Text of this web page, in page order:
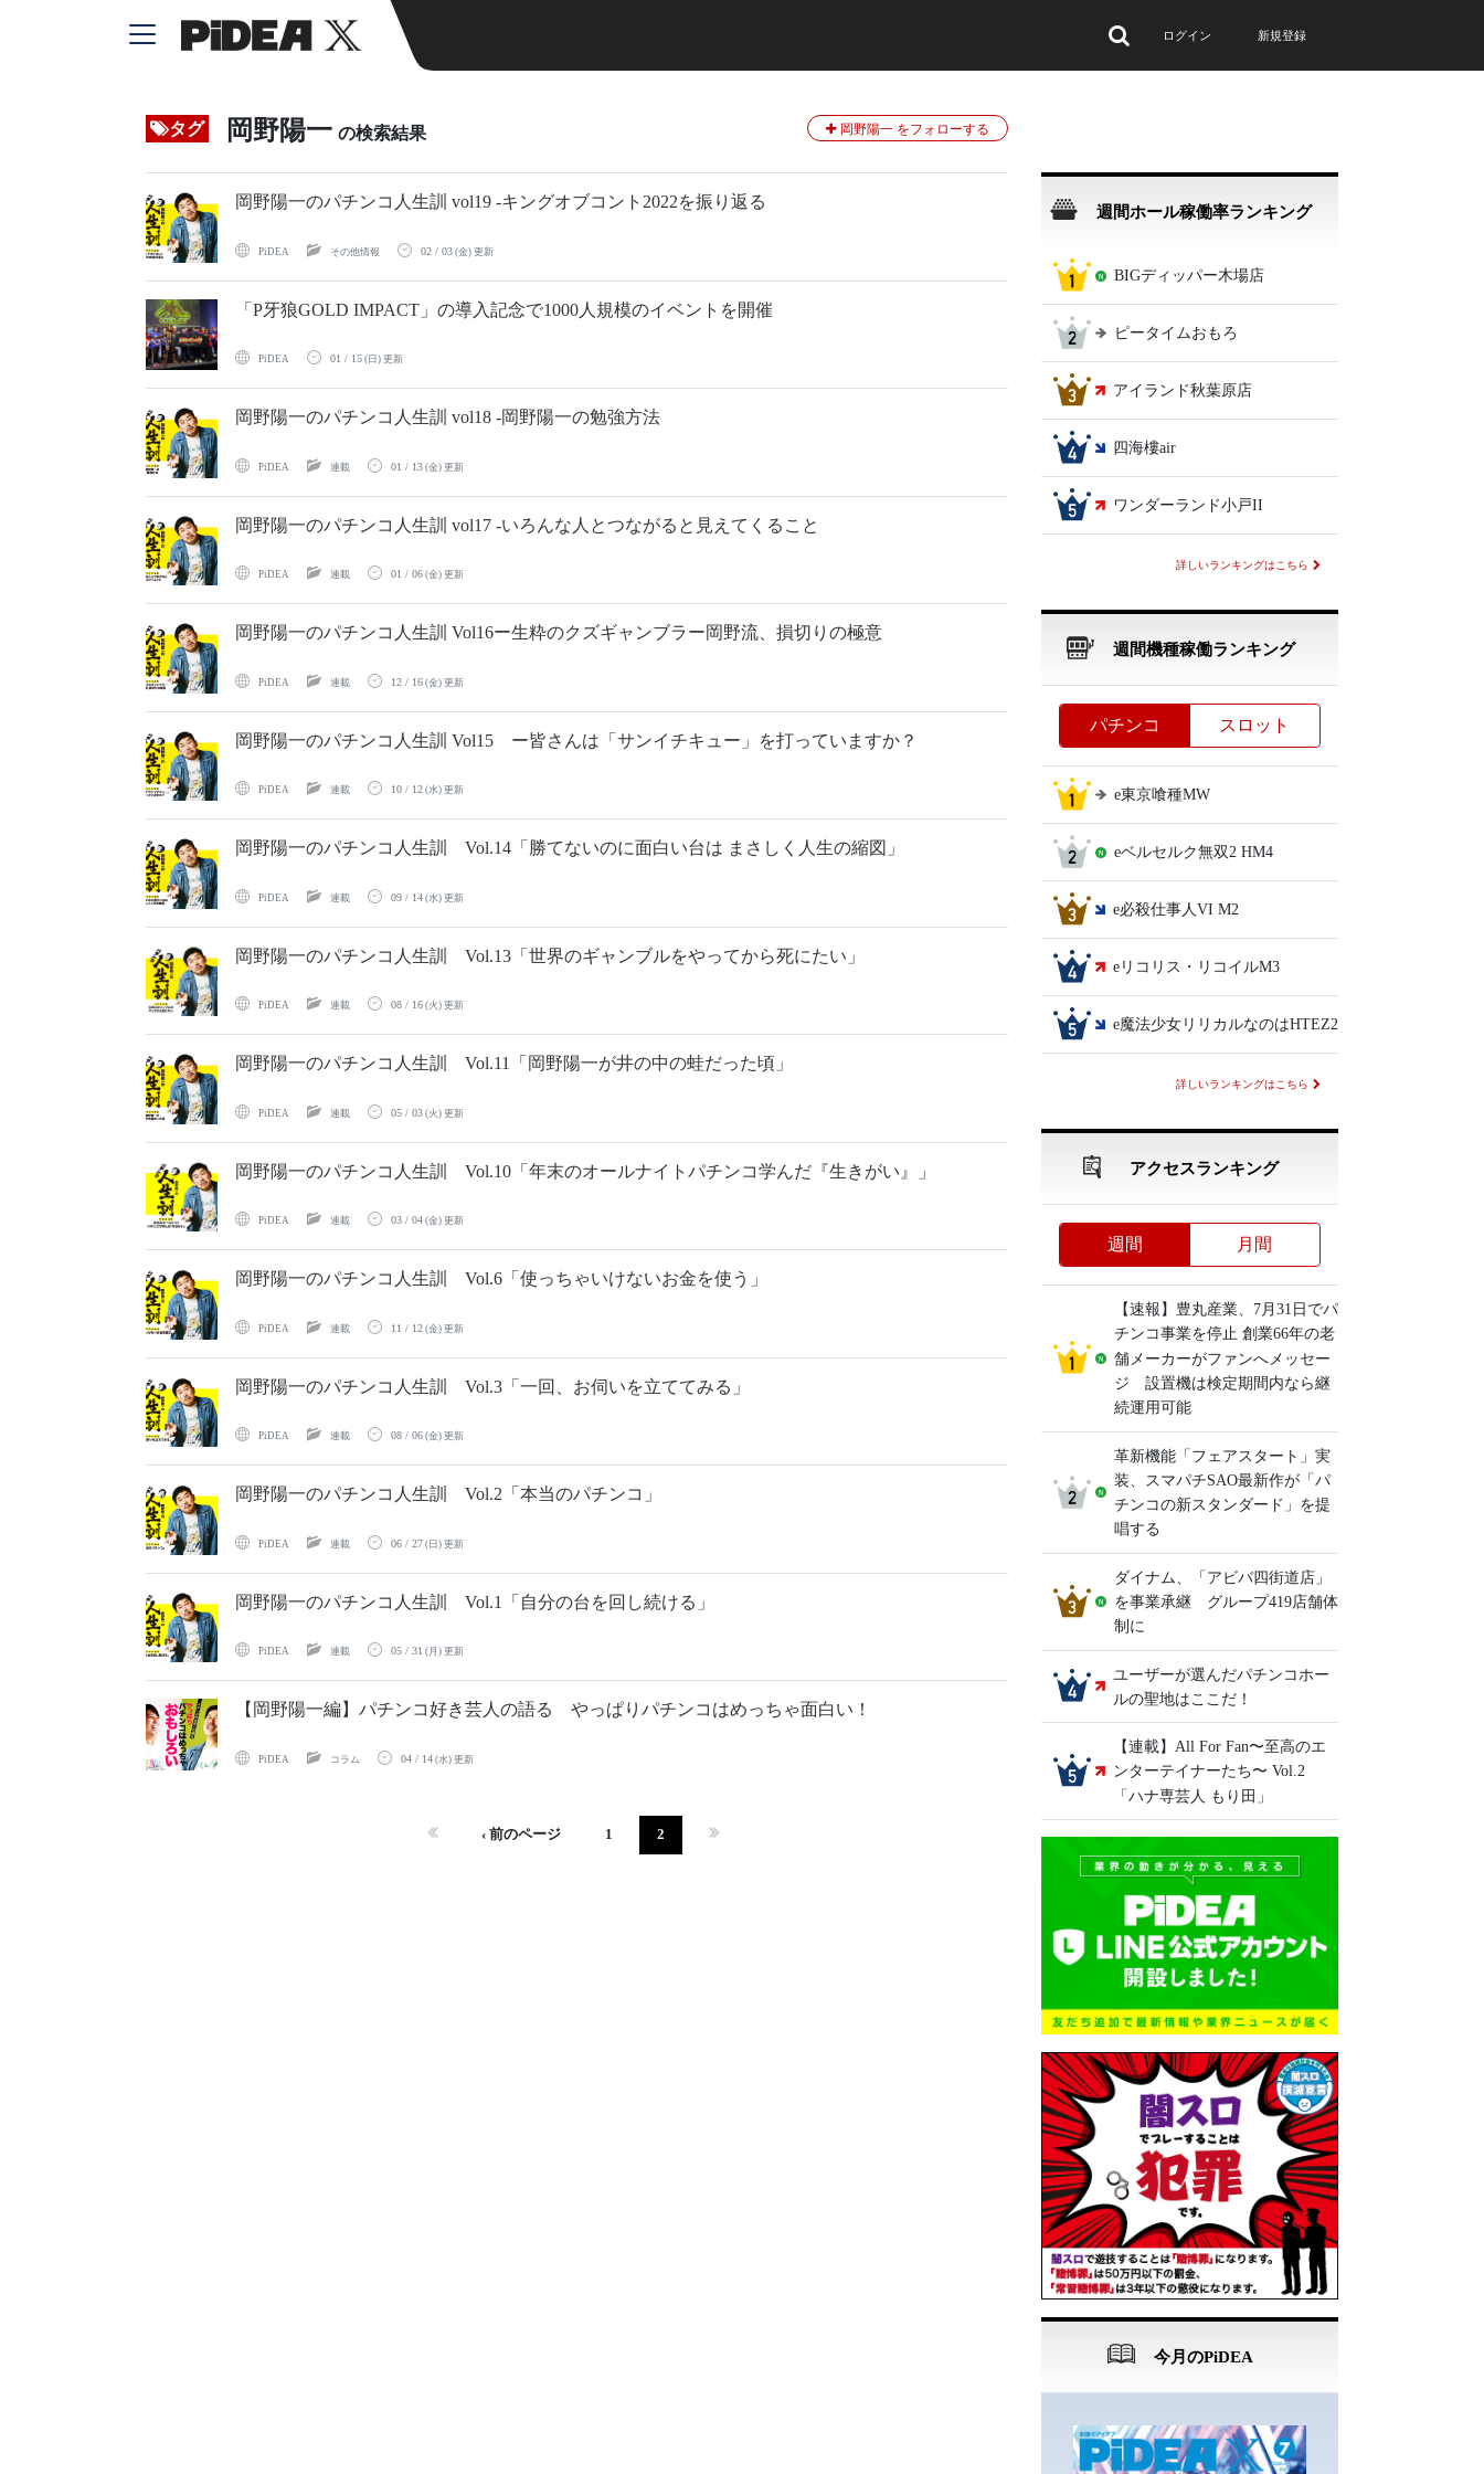
ログイン 新規登録
タグ 岡野陽一 の検索結果 岡野陽一 をフォローする
岡野陽一のパチンコ人生訓 vol19 -キングオブコント2022を振り返る
PiDEA その他情報 02 / 03(金) 更新
「P牙狼GOLD IMPACT」の導入記念で1000人規模のイベントを開催
PiDEA 01 / 15(日) 更新
岡野陽一のパチンコ人生訓 vol18 -岡野陽一の勉強方法
PiDEA 連載 01 / 13(金) 更新
岡野陽一のパチンコ人生訓 vol17 -いろんな人とつながると見えてくること
PiDEA 連載 01 / 06(金) 更新
岡野陽一のパチンコ人生訓 Vol16ー生粋のクズギャンブラー岡野流、損切りの極意
PiDEA 連載 12 / 16(金) 更新
岡野陽一のパチンコ人生訓 Vol15 ー皆さんは「サンイチキュー」を打っていますか？
PiDEA 連載 10 / 12(水) 更新
岡野陽一のパチンコ人生訓 Vol.14「勝てないのに面白い台は まさしく人生の縮図」
PiDEA 連載 09 / 14(水) 更新
岡野陽一のパチンコ人生訓 Vol.13「世界のギャンブルをやってから死にたい」
PiDEA 連載 08 / 16(火) 更新
岡野陽一のパチンコ人生訓 Vol.11「岡野陽一が井の中の蛙だった頃」
PiDEA 連載 05 / 03(火) 更新
岡野陽一のパチンコ人生訓 Vol.10「年末のオールナイトパチンコ学んだ『生きがい』」
PiDEA 連載 03 / 04(金) 更新
岡野陽一のパチンコ人生訓 Vol.6「使っちゃいけないお金を使う」
PiDEA 連載 11 / 12(金) 更新
岡野陽一のパチンコ人生訓 Vol.3「一回、お伺いを立ててみる」
PiDEA 連載 08 / 06(金) 更新
岡野陽一のパチンコ人生訓 Vol.2「本当のパチンコ」
PiDEA 連載 06 / 27(日) 更新
岡野陽一のパチンコ人生訓 Vol.1「自分の台を回し続ける」
PiDEA 連載 05 / 31 (月) 更新
【岡野陽一編】パチンコ好き芸人の語る やっぱりパチンコはめっちゃ面白い！
PiDEA コラム 04 / 14(水) 更新
‹ 前のページ 1 2
週間ホール稼働率ランキング
BIGディッパー木場店
ピータイムおもろ
アイランド秋葉原店
四海樓air
ワンダーランド小戸II
詳しいランキングはこちら
週間機種稼働ランキング
パチンコ スロット
e東京喰種MW
eベルセルク無双2 HM4
e必殺仕事人VI M2
eリコリス・リコイルM3
e魔法少女リリカルなのはHTEZ2
詳しいランキングはこちら
アクセスランキング
週間 月間
【速報】豊丸産業、7月31日でパ
チンコ事業を停止 創業66年の老
舗メーカーがファンへメッセー
ジ 設置機は検定期間内なら継
続運用可能
革新機能「フェアスタート」実
装、スマパチSAO最新作が「パ
チンコの新スタンダード」を提
唱する
ダイナム、「アビバ四街道店」
を事業承継 グループ419店舗体
制に
ユーザーが選んだパチンコホー
ルの聖地はここだ！
【連載】All For Fan〜至高のエ
ンターテイナーたち〜 Vol.2
「ハナ専芸人 もり田」
今月のPiDEA